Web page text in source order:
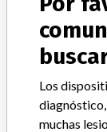
Dirección del
Source
Los
muchas